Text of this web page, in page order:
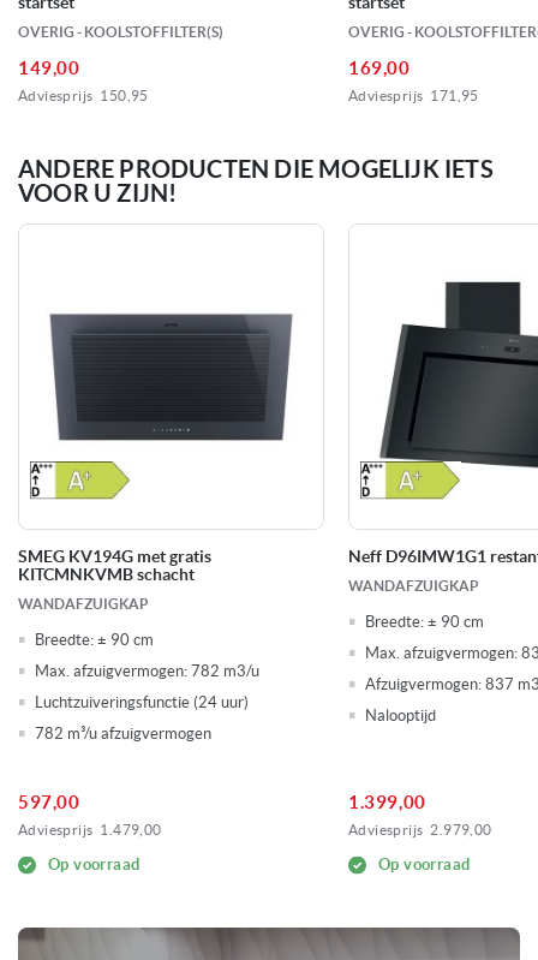
Geluidsniveau min.
Geluidsniveau boost
Soort afzuiging Afvoer of recirculatie
afvoerdiameter Ø 150 mm
(vaatwasserbestendig)
Kenmerken afzuigkappen
Bediening afzuigkap via kookplaat
HomeConnect/ Wifi App bediening
Intensiefstand
Metalen vetfilter(s)
Reinigingsindicatie vetfilter
Verlichting dimbaar
Verlichting: LED verlichting
Voorraad 1
OVERIG - KOOLSTOFFILTER(S)
149,00
Adviesprijs 150,95
OVERIG -
169,00
Adviesprijs 171,95
ANDERE PRODUCTEN DIE MOGELIJK IETS
VOOR U ZIJN!
SMEG KV194G met gratis
KITCMNKVMB schacht
WANDAFZUIGKAP
Breedte: ± 90 cm
Max. afzuigvermogen: 782 m3/u
Luchtzuiveringsfunctie (24 uur)
782 m³/u afzuigvermogen
597,00
Adviesprijs 1.479,00
Op voorraad
Neff D96IMW1G1
WANDAFZUIGKAP
Breedte: ± 90 cm
Max. afzuigvermogen:
Afzuigvermogen: 837
Nalooptijd
1.399,00
Adviesprijs 2.979,00
Op voorraad